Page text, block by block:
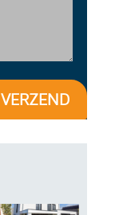
VERZEND